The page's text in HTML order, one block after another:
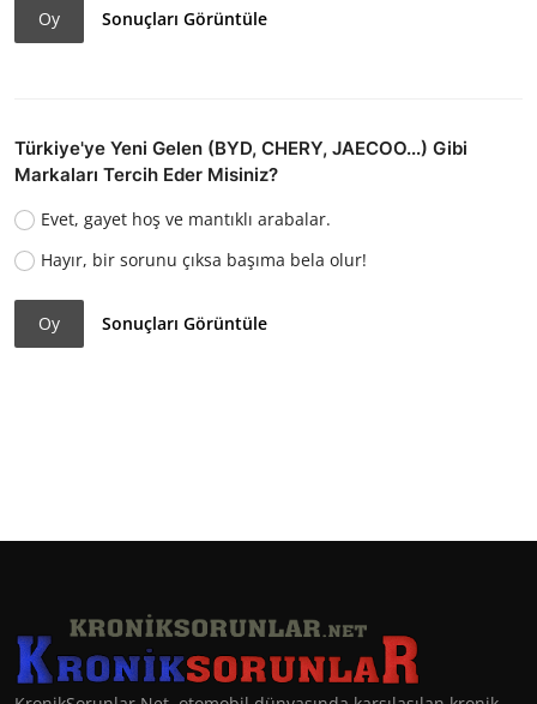
Oy Sonuçları Görüntüle
Türkiye'ye Yeni Gelen (BYD, CHERY, JAECOO...) Gibi
Markaları Tercih Eder Misiniz?
Evet, gayet hoş ve mantıklı arabalar.
Hayır, bir sorunu çıksa başıma bela olur!
Oy Sonuçları Görüntüle